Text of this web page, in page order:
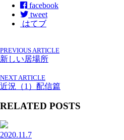
facebook
tweet
はてブ
PREVIOUS ARTICLE
新しい居場所
NEXT ARTICLE
近況（1）配信篇
RELATED POSTS
2020.11.7